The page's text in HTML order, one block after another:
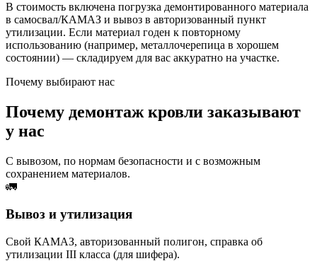
В стоимость включена погрузка демонтированного материала
в самосвал/КАМАЗ и вывоз в авторизованный пункт
утилизации. Если материал годен к повторному
использованию (например, металлочерепица в хорошем
состоянии) — складируем для вас аккуратно на участке.
Почему выбирают нас
Почему демонтаж кровли заказывают
у нас
С вывозом, по нормам безопасности и с возможным
сохранением материалов.
🚛
Вывоз и утилизация
Свой КАМАЗ, авторизованный полигон, справка об
утилизации III класса (для шифера).